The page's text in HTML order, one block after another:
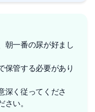
朝一番の尿が好まし
保管する必要があり
深く従ってくださ
い。